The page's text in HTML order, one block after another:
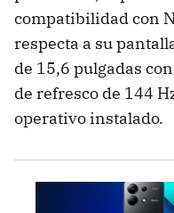
compatibilidad con
respecta a su
de 15,6 pulgadas
de refresco de 144
operativo instalado.